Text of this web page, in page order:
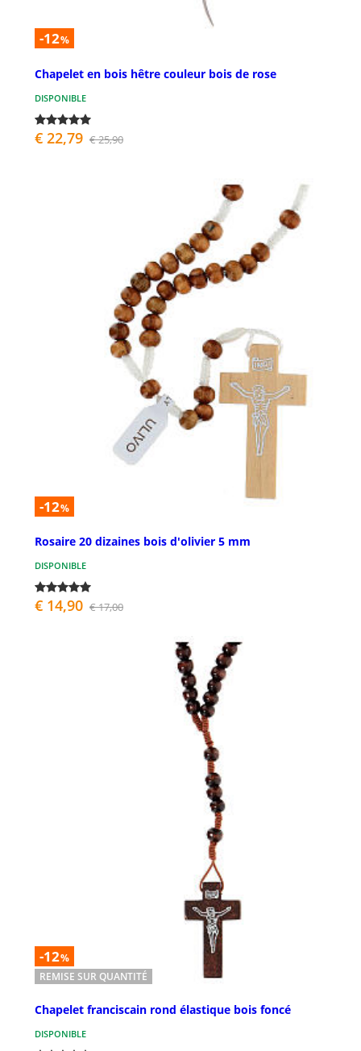
-12%
Chapelet en bois hêtre couleur bois de rose
DISPONIBLE
€ 22,79 € 25,90
-12%
Rosaire 20 dizaines bois d'olivier 5 mm
DISPONIBLE
€ 14,90 € 17,00
-12%
REMISE SUR QUANTITÉ
Chapelet franciscain rond élastique bois foncé
DISPONIBLE